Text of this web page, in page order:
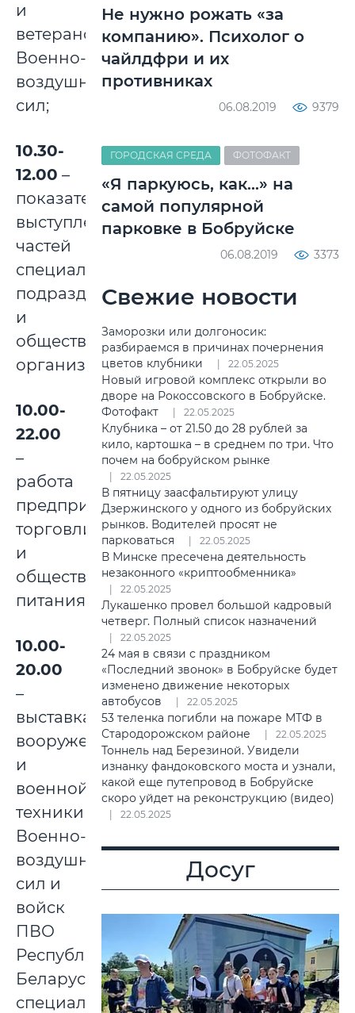
и
ветеранов
Военно-
воздушных
сил;
10.30-
12.00 –
показательные
выступления
частей
специальных
подразделений
и
общественных
организаций;
10.00-
22.00
–
работа
предприятий
торговли
и
общественного
питания;
10.00-
20.00
–
выставка
вооружения
и
военной
техники
Военно-
воздушных
сил и
войск
ПВО
Республики
Беларусь,
специальных
Не нужно рожать «за
компанию». Психолог о
чайлдфри и их
противниках
06.08.2019 9379
ГОРОДСКАЯ СРЕДА ФОТОФАКТ
«Я паркуюсь, как...» на
самой популярной
парковке в Бобруйске
06.08.2019 3373
Свежие новости
Заморозки или долгоносик:
разбираемся в причинах почернения
цветов клубники
22.05.2025
Новый игровой комплекс открыли во
дворе на Рокоссовского в Бобруйске.
Фотофакт
22.05.2025
Клубника – от 21.50 до 28 рублей за
кило, картошка – в среднем по три. Что
почем на бобруйском рынке
22.05.2025
В пятницу заасфальтируют улицу
Дзержинского у одного из бобруйских
рынков. Водителей просят не
парковаться
22.05.2025
В Минске пресечена деятельность
незаконного «криптообменника»
22.05.2025
Лукашенко провел большой кадровый
четверг. Полный список назначений
22.05.2025
24 мая в связи с праздником
«Последний звонок» в Бобруйске будет
изменено движение некоторых
автобусов
22.05.2025
53 теленка погибли на пожаре МТФ в
Стародорожском районе
22.05.2025
Тоннель над Березиной. Увидели
изнанку фандоковского моста и узнали,
какой еще путепровод в Бобруйске
скоро уйдет на реконструкцию (видео)
22.05.2025
Досуг